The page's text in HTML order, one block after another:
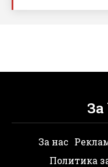
За
За нас
Политика